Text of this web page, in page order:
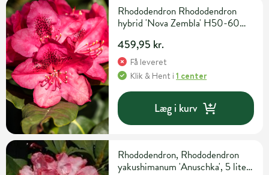
Rhododendron Rhododendron
hybrid 'Nova Zembla' H50-60
459,95 kr.
Få leveret
Klik & Hent i1 center
Læg i kurv
Rhododendron, Rhododendron
yakushimanum 'Anuschka', 5 liter